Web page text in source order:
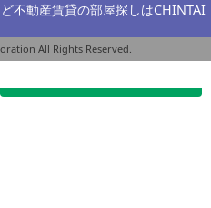
不動産賃貸の部屋探しはCHINTAI
All Rights Reserved.